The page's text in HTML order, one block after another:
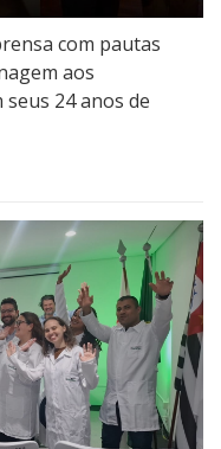
com pautas
aos
24 anos de